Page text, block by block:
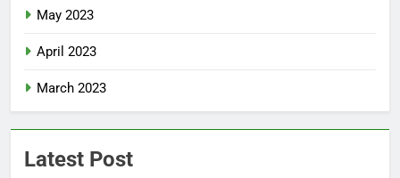
May 2023
April 2023
March 2023
Latest Post